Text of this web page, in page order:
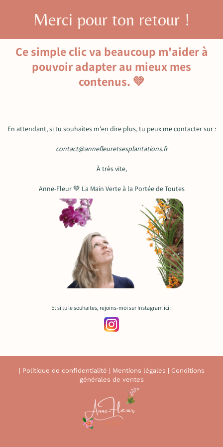
Merci pour ton retour !
Ce simple clic va beaucoup m'aider à
pouvoir adapter au mieux mes
contenus. 💚
En attendant, si tu souhaites m'en dire plus, tu peux me contacter sur :
contact@annefleuretsesplantations.fr
À très vite,
Anne-Fleur 💚 La Main Verte à la Portée de Toutes
Et si tu le souhaites, rejoins-moi sur Instagram ici :
| Politique de confidentialité | Mentions légales | Conditions
générales de ventes